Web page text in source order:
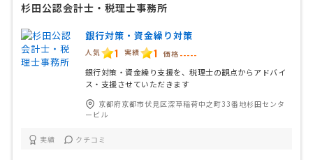
杉田公認会計士・税理士事務所
銀行対策・資金繰り対策
人気 1 実績 1 価格 -----
銀行対策・資金繰り支援を、税理士の観点からアドバイ
ス・支援させていただきます
京都府京都市伏見区深草稲荷中之町33番地杉田センタ
ービル
実績 クチコミ